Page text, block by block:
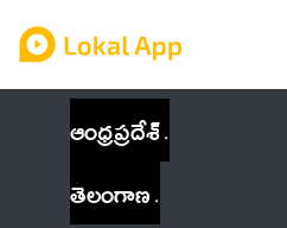
ఆంధ్రప్రదేశ్
తెలంగాణ